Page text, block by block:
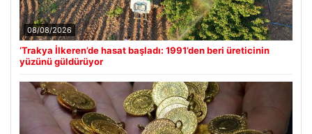
08/08/2026
‘Trakya İlkeren’de hasat başladı: 1991’den beri üreticinin
yüzünü güldürüyor